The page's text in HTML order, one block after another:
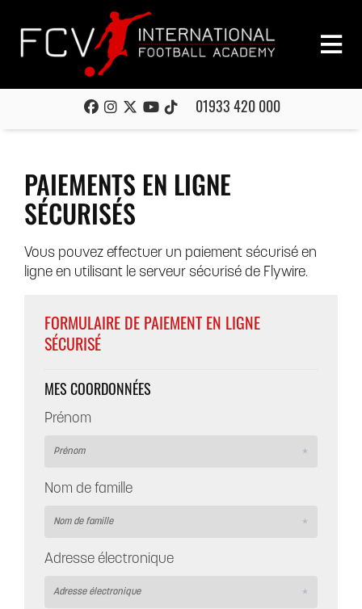
01933 420 000
PAIEMENTS EN LIGNE
SÉCURISÉS
Vous pouvez effectuer un paiement sécurisé en
ligne en utilisant le serveur sécurisé de Flywire.
FORMULAIRE DE PAIEMENT EN LIGNE
SÉCURISÉ
MES COORDONNÉES
Prénom
Nom de famille
Adresse électronique